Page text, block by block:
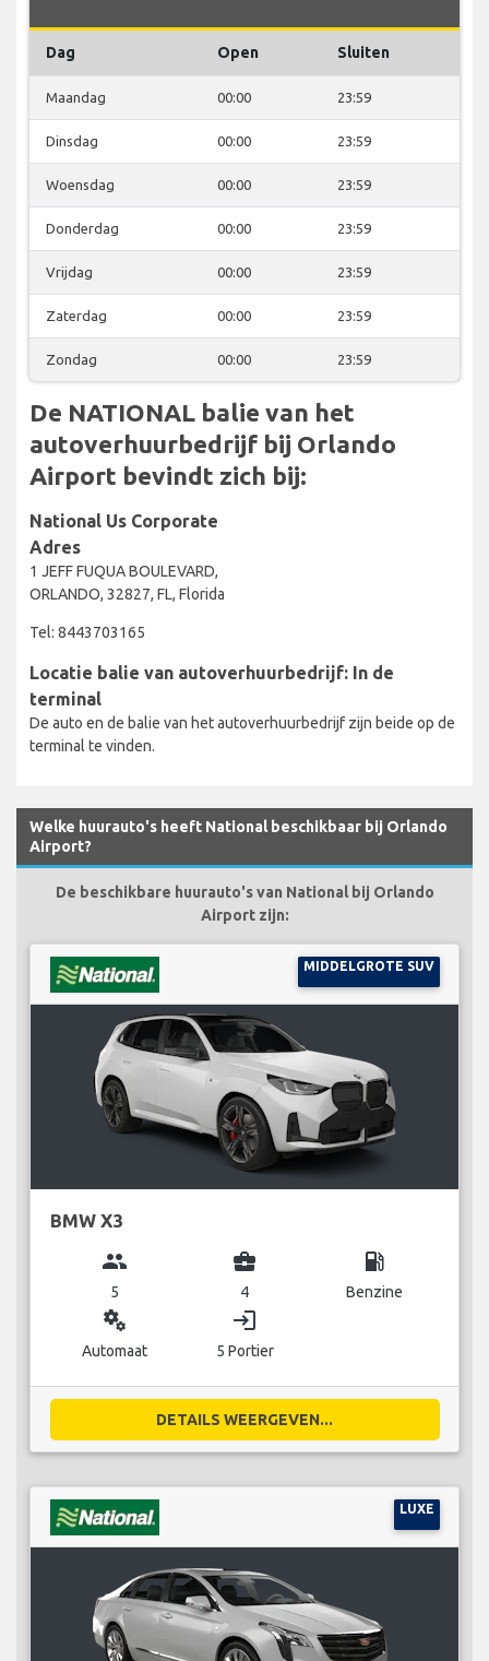
Dag Open Sluiten
Maandag 00:00 23:59
Dinsdag 00:00 23:59
Woensdag 00:00 23:59
Donderdag 00:00 23:59
Vrijdag 00:00 23:59
Zaterdag 00:00 23:59
Zondag 00:00 23:59
De NATIONAL balie van het
autoverhuurbedrijf bij Orlando
Airport bevindt zich bij:
National Us Corporate
Adres
1 JEFF FUQUA BOULEVARD,
ORLANDO, 32827, FL, Florida
Tel: 8443703165
Locatie balie van autoverhuurbedrijf: In de
terminal
De auto en de balie van het autoverhuurbedrijf zijn beide op de
terminal te vinden.
Welke huurauto's heeft National beschikbaar bij Orlando
Airport?
De beschikbare huurauto's van National bij Orlando
Airport zijn:
MIDDELGROTE SUV
BMW X3
group
5
business_center
4
local_gas_station
Benzine
miscellaneous_services
Automaat
login
5 Portier
DETAILS WEERGEVEN...
LUXE